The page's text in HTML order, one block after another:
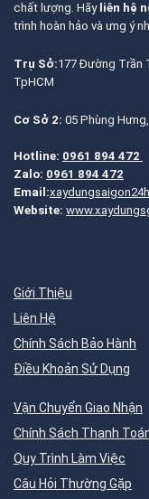
chất lượng. Hãy liên hệ
trình hoàn hảo và ưng ý
Trụ Sở:177 Đường Trần
TpHCM
Cơ Sở 2: 05 Phùng
Hotline: 0961 894 472
Zalo: 0961 894 472
Email:
Website:
Giới Thiệu
Liên Hệ
Chính Sách Bảo Hành
Điều Khoản Sử Dụng
Vận Chuyển Giao Nhận
Chính Sách Thanh
Quy Trình Làm Việc
Câu Hỏi Thường Gặp